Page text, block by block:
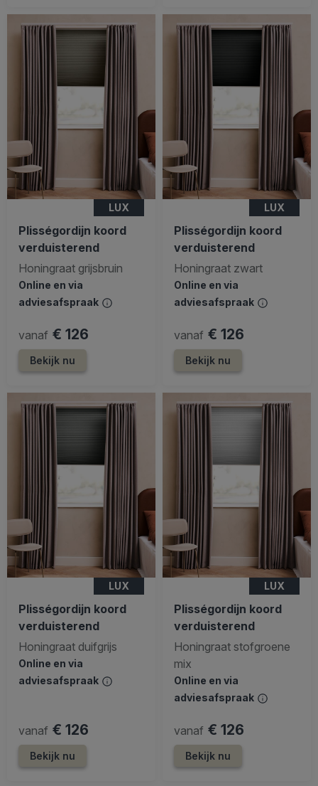
LUX
Plisségordijn koord
verduisterend
Honingraat grijsbruin
Online en via
adviesafspraak
vanaf € 126
Bekijk nu
LUX
Plisségordijn koord
verduisterend
Honingraat zwart
Online en via
adviesafspraak
vanaf € 126
Bekijk nu
LUX
Plisségordijn koord
verduisterend
Honingraat duifgrijs
Online en via
adviesafspraak
vanaf € 126
Bekijk nu
LUX
Plisségordijn koord
verduisterend
Honingraat stofgroene
mix
Online en via
adviesafspraak
vanaf € 126
Bekijk nu